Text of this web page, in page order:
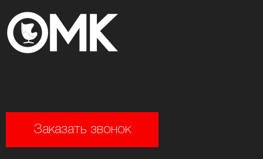
Заказать звонок